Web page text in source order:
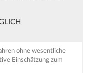
ohne wesentliche
Einschätzung zum